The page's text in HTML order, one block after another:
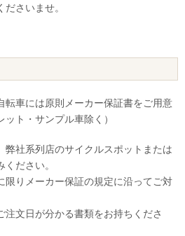
さいませ。
転車には原則メーカー保証書をご用意
ト・サンプル車除く）
弊社系列店のサイクルスポットまたは
ださい。
限りメーカー保証の規定に沿ってご対
注文日が分かる書類をお持ちくださ